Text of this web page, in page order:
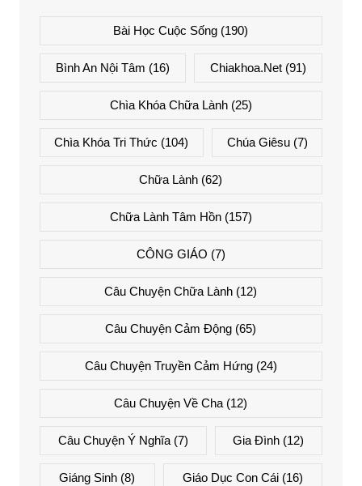
Bài Học Cuộc Sống (190)
Bình An Nội Tâm (16) Chiakhoa.net (91)
Chìa Khóa Chữa Lành(25)
Chìa Khóa Tri Thức (104) Chúa Giêsu(7)
Chữa Lành (62)
Chữa Lành Tâm Hồn(157)
CÔNG GIÁO (7)
Câu Chuyện Chữa Lành (12)
Câu Chuyện Cảm Động (65)
Câu Chuyện Truyền Cảm Hứng(24)
Câu Chuyện Về Cha (12)
Câu Chuyện Ý Nghĩa(7) Gia Đình (12)
Giáng Sinh (8) Giáo Dục Con Cái(16)